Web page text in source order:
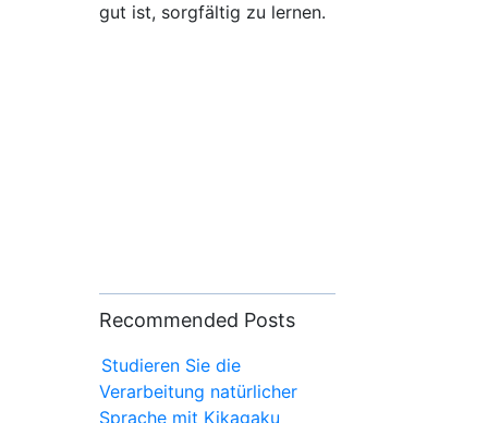
gut ist, sorgfältig zu lernen.
Recommended Posts
Studieren Sie die
Verarbeitung natürlicher
Sprache mit Kikagaku